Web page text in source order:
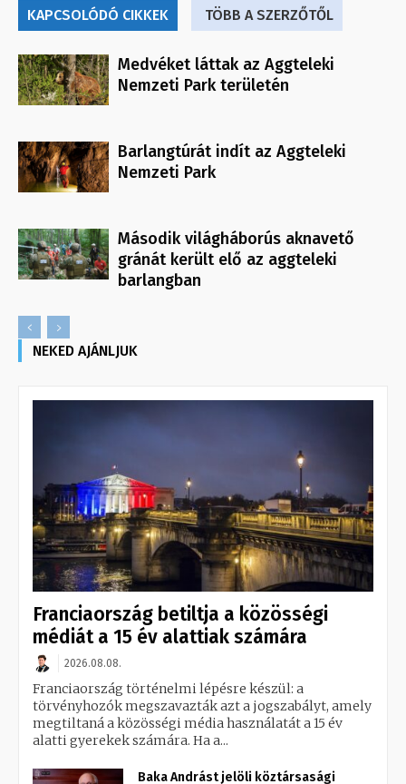
KAPCSOLÓDÓ CIKKEK TÖBB A SZERZŐTŐL
Medvéket láttak az Aggteleki
Nemzeti Park területén
Barlangtúrát indít az Aggteleki
Nemzeti Park
Második világháborús aknavető
gránát került elő az aggteleki
barlangban
NEKED AJÁNLJUK
Franciaország betiltja a közösségi
médiát a 15 év alattiak számára
2026.08.08.
Franciaország történelmi lépésre készül: a
törvényhozók megszavazták azt a jogszabályt, amely
megtiltaná a közösségi média használatát a 15 év
alatti gyerekek számára. Ha a...
Baka Andrást jelöli köztársasági